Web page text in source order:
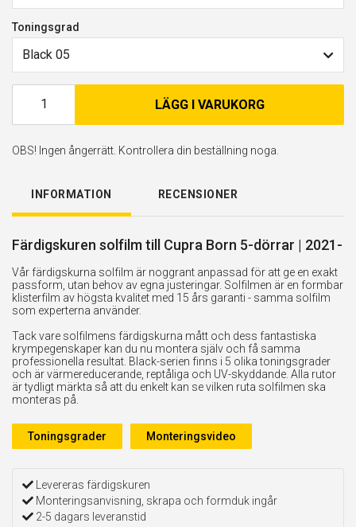
Toningsgrad
Black 05
LÄGG I VARUKORG
OBS! Ingen ångerrätt. Kontrollera din beställning noga.
INFORMATION RECENSIONER
Färdigskuren solfilm till Cupra Born 5-dörrar | 2021-
Vår färdigskurna solfilm är noggrant anpassad för att ge en exakt
passform, utan behov av egna justeringar. Solfilmen är en formbar
klisterfilm av högsta kvalitet med 15 års garanti - samma solfilm
som experterna använder.
Tack vare solfilmens färdigskurna mått och dess fantastiska
krympegenskaper kan du nu montera själv och få samma
professionella resultat. Black-serien finns i 5 olika toningsgrader
och är värmereducerande, reptåliga och UV-skyddande. Alla rutor
är tydligt märkta så att du enkelt kan se vilken ruta solfilmen ska
monteras på.
Toningsgrader Monteringsvideo
Levereras färdigskuren
Monteringsanvisning, skrapa och formduk ingår
2-5 dagars leveranstid